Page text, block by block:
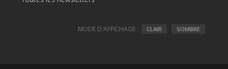
MODE D'AFFICHAGE : CLAIR SOMBRE